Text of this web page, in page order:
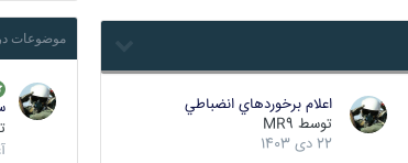
اعلام برخوردهاي انضباطي
توسط MR9
22 دی 1403
موضوعات